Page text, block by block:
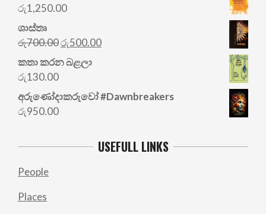
රු1,250.00
ශාස්තෘ
රු700.00Original
price
was:
රු500.00Current
කතා කරන බළලා
රු130.00
අරු‍ණෝදාකරුවෝ #Dawnbreakers
රු950.00
USEFULL LINKS
People
Places